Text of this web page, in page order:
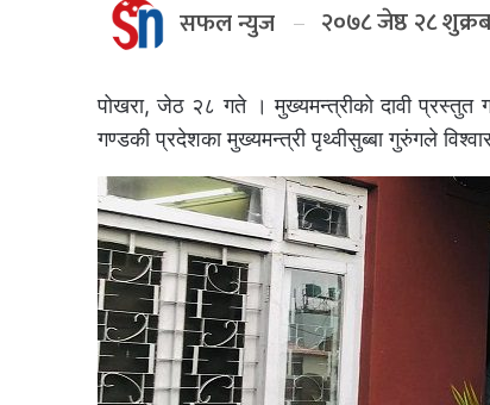
सफल न्युज २०७८ जेष्ठ २८
पोखरा, जेठ २८ गते । मुख्यमन्त्रीको दावी प्रस्तुत
गण्डकी प्रदेशका मुख्यमन्त्री पृथ्वीसुब्बा गुरुंगले